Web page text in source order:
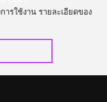
ารใช้งาน รายละเอียดของ